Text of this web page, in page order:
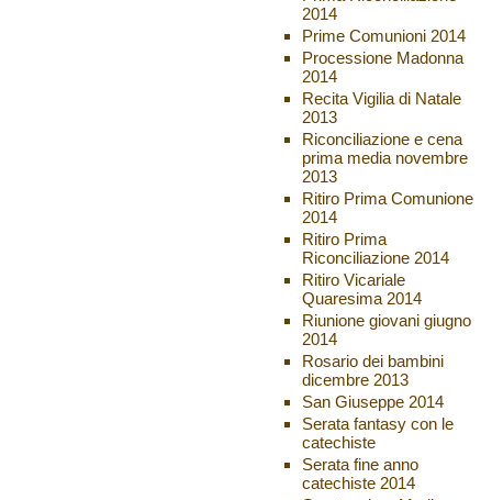
2014
Prime Comunioni 2014
Processione Madonna
2014
Recita Vigilia di Natale
2013
Riconciliazione e cena
prima media novembre
2013
Ritiro Prima Comunione
2014
Ritiro Prima
Riconciliazione 2014
Ritiro Vicariale
Quaresima 2014
Riunione giovani giugno
2014
Rosario dei bambini
dicembre 2013
San Giuseppe 2014
Serata fantasy con le
catechiste
Serata fine anno
catechiste 2014